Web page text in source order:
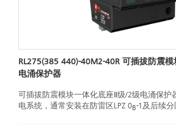
RL275(385 440)-40M2-40R 可插拔防震
电涌保护器
可插拔防震模块一体化底座Ⅱ级/2级电涌保护
电系统，通常安装在防雷区LPZ 0B-1及后续分